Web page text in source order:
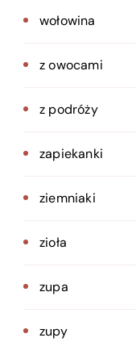
wołowina
z owocami
z podróży
zapiekanki
ziemniaki
zioła
zupa
zupy